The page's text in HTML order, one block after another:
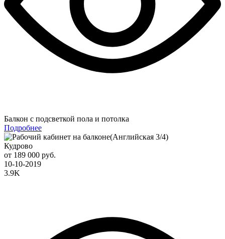
Балкон с подсветкой пола и потолка
Подробнее
Кудрово
от 189 000 руб.
10-10-2019
3.9K